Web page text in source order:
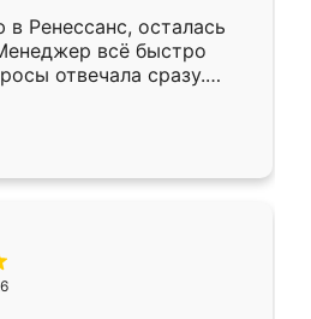
в Ренессанс, осталась
всё быстро
отвечала сразу.
в субботу, подошёл к
Собрали
аккуратно, даже